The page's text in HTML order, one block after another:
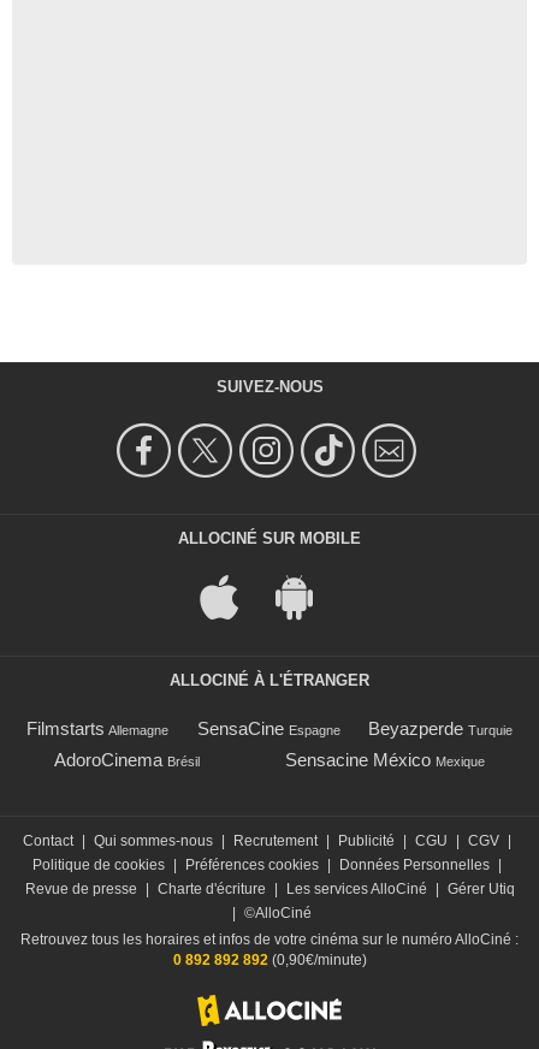
SUIVEZ-NOUS
ALLOCINÉ SUR MOBILE
ALLOCINÉ À L'ÉTRANGER
Filmstarts Allemagne SensaCine Espagne Beyazperde Turquie
AdoroCinema Brésil Sensacine México Mexique
Contact Qui sommes-nous Recrutement Publicité CGU CGV
Politique de cookies
Préférences cookies Données Personnelles
Revue de presse
Charte d'écriture Les services AlloCiné
Gérer Utiq
©AlloCiné
Retrouvez tous les horaires et infos de votre cinéma sur le numéro AlloCiné :
0 892 892 892(0,90€/minute)